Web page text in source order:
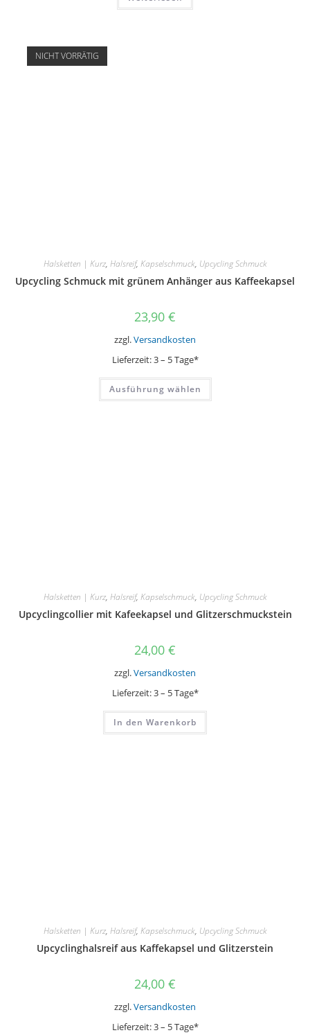
NICHT VORRÄTIG
Halsketten | Kurz, Halsreif, Kapselschmuck, Upcycling Schmuck
Upcycling Schmuck mit grünem Anhänger aus Kaffeekapsel
23,90 €
zzgl.Versandkosten
Lieferzeit:3 – 5 Tage*
Ausführung wählen
Dieses
weist
Halsketten | Kurz, Halsreif, Kapselschmuck, Upcycling Schmuck
Upcyclingcollier mit Kafeekapsel und Glitzerschmuckstein
24,00 €
zzgl.Versandkosten
Lieferzeit:3 – 5 Tage*
In den Warenkorb
Halsketten | Kurz, Halsreif, Kapselschmuck, Upcycling Schmuck
Upcyclinghalsreif aus Kaffekapsel und Glitzerstein
24,00 €
zzgl.Versandkosten
Lieferzeit:3 – 5 Tage*